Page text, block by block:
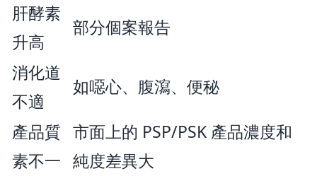
肝酵素
升高
部分個案報告
消化道
不適
如噁心、腹瀉、便秘
產品質
素不一
市面上的 PSP/PSK 產品濃度和
純度差異大